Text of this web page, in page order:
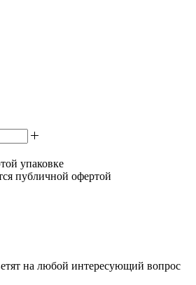
упаковке
публичной офертой
на любой интересующий вопрос